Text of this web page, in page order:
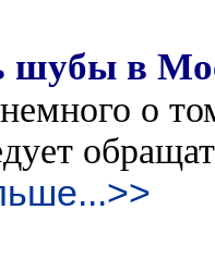
шубы в
о